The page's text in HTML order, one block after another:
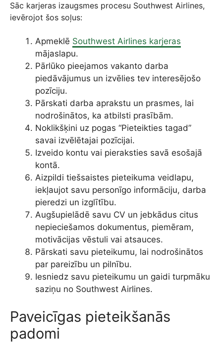
Sāc karjeras izaugsmes procesu Southwest Airlines,
ievērojot šos soļus:
Apmeklē Southwest Airlines karjeras
mājaslapu.
Pārlūko pieejamos vakanto darba
piedāvājumus un izvēlies tev interesējošo
pozīciju.
Pārskati darba aprakstu un prasmes, lai
nodrošinātos, ka atbilsti prasībām.
Noklikšķini uz pogas “Pieteikties tagad”
savai izvēlētajai pozīcijai.
Izveido kontu vai pieraksties savā esošajā
kontā.
Aizpildi tiešsaistes pieteikuma veidlapu,
iekļaujot savu personīgo informāciju, darba
pieredzi un izglītību.
Augšupielādē savu CV un jebkādus citus
nepieciešamos dokumentus, piemēram,
motivācijas vēstuli vai atsauces.
Pārskati savu pieteikumu, lai nodrošinātos
par pareizību un pilnību.
Iesniedz savu pieteikumu un gaidi turpmāku
saziņu no Southwest Airlines.
Paveicīgas pieteikšanās
padomi